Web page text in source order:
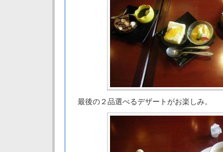
最後の２品選べるデザートがお楽しみ。